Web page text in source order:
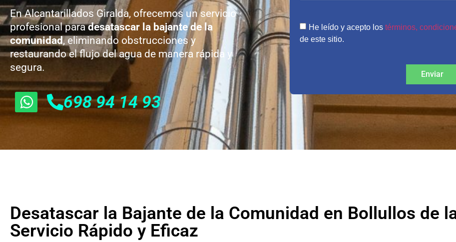
En Alcantarillados Giralda, ofrecemos un servicio
profesional paradesatascar la bajante de la
comunidad, eliminando obstrucciones y
restaurando el flujo del agua de manera rápida y
segura.
698 94 14 93
He leído y acepto los términos,
de este sitio.
Enviar
Desatascar la Bajante de la Comunidad en Bollullos de
Servicio Rápido y Eficaz